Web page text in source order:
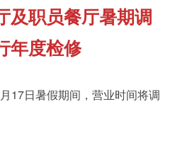
及职员餐厅暑期调
年度检修
17日暑假期间，营业时间将调